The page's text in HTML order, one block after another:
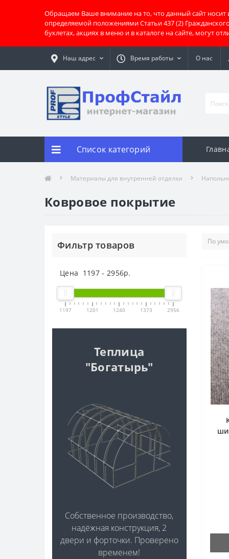
Обращаем Ваше внимание на то, что данный сайт носит
определяемой положениями Статьи 437 (2)
буклетах, акциях в меню и в каталоге на сайте, могут
Наш адрес Время работы О нас
Список категорий
Материалы для внутренней отделки
Ковровое покрытие
Фильтр товаров
Цена 1197 - 2956р.
1197 1201 1240 1373 2956
Теплица
"Богатырь"
Собственное производство,
надёжная конструкция, 2
двери и форточки. Проверено
временем!